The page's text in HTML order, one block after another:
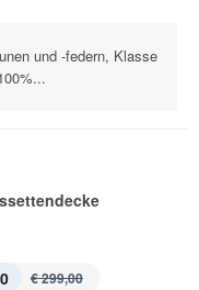
und -federn, Klasse
€ 299,00